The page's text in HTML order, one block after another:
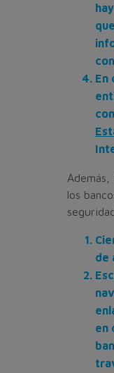
hay
En
los
de
en